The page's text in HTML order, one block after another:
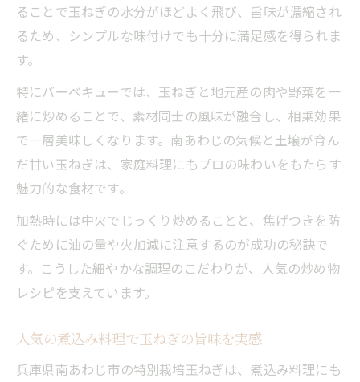
ることで玉ねぎの水分がほどよく飛び、旨味が濃縮され
るため、シンプルな味付けでも十分に満足感を得られま
す。
特にバーベキューでは、玉ねぎと地元産の肉や野菜を一
緒に炒めることで、素材同士の風味が融合し、相乗効果
で一層美味しくなります。南あわじの気候と土壌が育ん
だ甘い玉ねぎは、家庭料理にもプロの味わいをもたらす
魅力的な食材です。
加熱時には中火でじっくり炒めることと、焦げつきを防
ぐために油の量や火加減に注意するのが成功の秘訣で
す。こうした細やかな調理のこだわりが、人気の炒め物
レシピを支えています。
人気の煮込み料理で玉ねぎの旨味を実感
兵庫県南あわじ市の特別栽培玉ねぎは、煮込み料理にも